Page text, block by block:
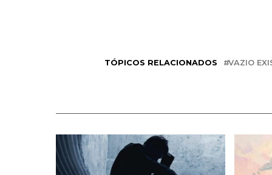
TÓPICOS RELACIONADOS VAZIO